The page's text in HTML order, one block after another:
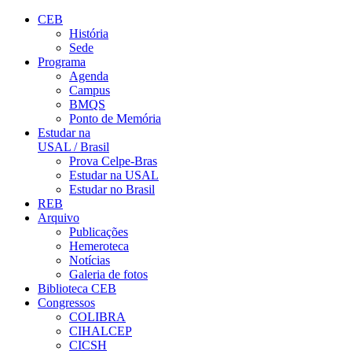
CEB
História
Sede
Programa
Agenda
Campus
BMQS
Ponto de Memória
Estudar na
USAL / Brasil
Prova Celpe-Bras
Estudar na USAL
Estudar no Brasil
REB
Arquivo
Publicações
Hemeroteca
Notícias
Galeria de fotos
Biblioteca CEB
Congressos
COLIBRA
CIHALCEP
CICSH